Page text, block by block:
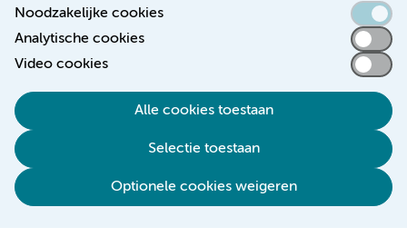
Noodzakelijke cookies
Analytische cookies
Video cookies
Alle cookies toestaan
Selectie toestaan
Optionele cookies weigeren
Toegankelijkheidsverklaring
Responsible disclosure